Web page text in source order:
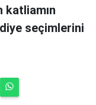
katliamın
seçimlerini